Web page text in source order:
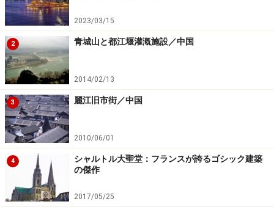
2023/03/15
2 青城山と都江堰灌漑施設／中国
2014/02/13
3 麗江旧市街／中国
2010/06/01
4
シャルトル大聖堂：フランスが誇るゴシック建築
の傑作
2017/05/25